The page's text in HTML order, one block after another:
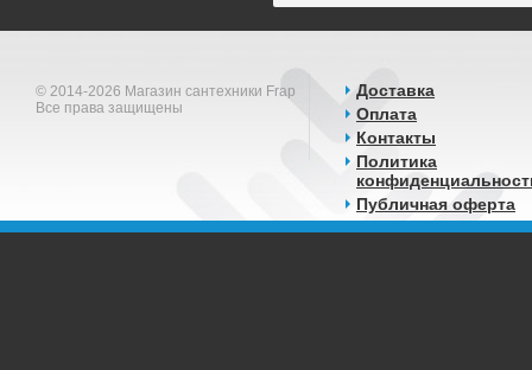
© 2014-2026 Магазин сантехники Frap
Все права защищены
Доставка
Оплата
Контакты
Политика
Публичная оферта